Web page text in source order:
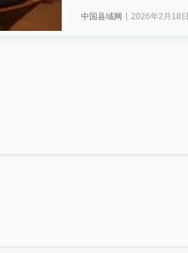
中国县域网 2026年2月18日